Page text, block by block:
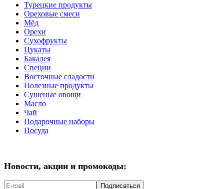
Турецкие продукты
Ореховые смеси
Мёд
Орехи
Сухофрукты
Цукаты
Бакалея
Специи
Восточные сладости
Полезные продукты
Сушеные овощи
Масло
Чай
Подарочные наборы
Посуда
Новости, акции и промокоды:
Подписаться